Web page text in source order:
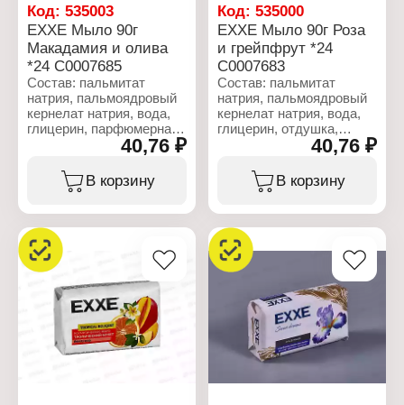
Код: 535003
EXXE Мыло 90г
Макадамия и олива
*24 С0007685
Состав: пальмитат
натрия, пальмоядровый
кернелат натрия, вода,
глицерин, парфюмерная
композиция, хлорид
натрия, триэтаноламин,
этидронат натрия,
ПЭГ-400, винная
камедь, тетранатрия
этидронат, Cl 77891, Cl
74260.
Характеристики:
Бренд: EXXE
Тип товара:
Косметическое мыло
Название: "Макадамия и
40,76 ₽
В корзину
Код:535000
EXXE Мыло 90г Роза
и грейпфрут *24
С0007683
Состав: пальмитат
натрия, пальмоядровый
кернелат натрия, вода,
глицерин, отдушка,
хлорид натрия,
этидронат натрия,
ПЭГ-400, винная
камедь, тетранатрия
этидронат, Cl 77891, CI
12490.
Характеристики:
Бренд: EXXE
Тип товара: Мыло
Название: "Роза и
грейпфрут"
40,76 ₽
В корзину